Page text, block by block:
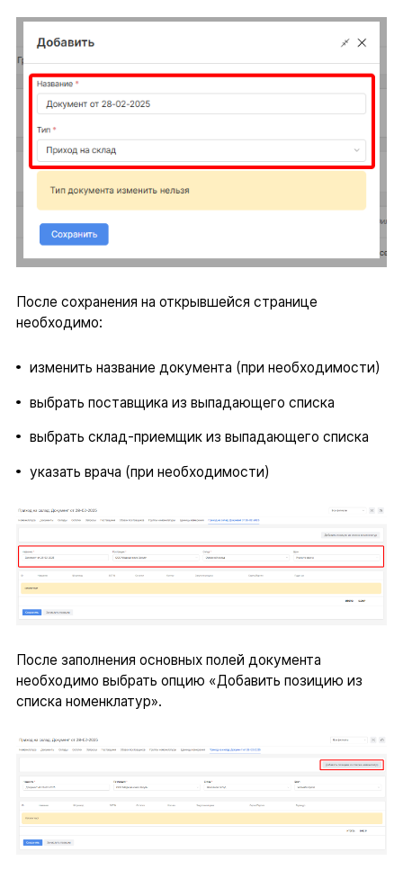
После сохранения на открывшейся странице
необходимо:
изменить название документа (при необходимости)
выбрать поставщика из выпадающего списка
выбрать склад-приемщик из выпадающего списка
указать врача (при необходимости)
После заполнения основных полей документа
необходимо выбрать опцию «Добавить позицию из
списка номенклатур».